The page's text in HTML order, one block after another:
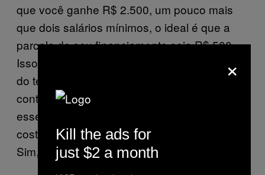
que você ganhe R$ 2.500, um pouco mais
que dois salários mínimos, o ideal é que a
parcela do seu financiamento seja R$ 500.
Isso tudo depende muito do valor do imóvel e
do tempo que você irá levar pagando (sem
contar o valor dado de entrada, que é
essencial). Não se assuste, mas as pessoas
costumam financiar casas em até 35 anos.
Sim, é uma vida.
×
Kill the ads for
just $2 a month